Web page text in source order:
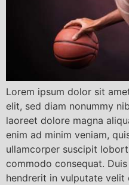
Lorem ipsum dolor sit
elit, sed diam nonummy
laoreet dolore magna
enim ad minim veniam,
ullamcorper suscipit
commodo consequat.
hendrerit in vulputate